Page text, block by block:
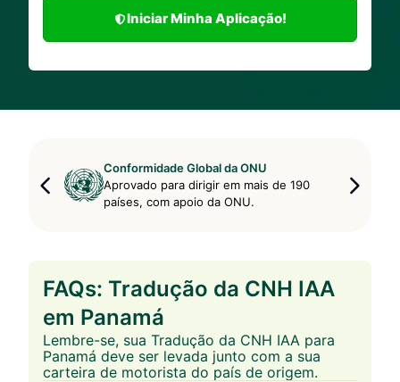
Iniciar Minha Aplicação!
Conformidade Global da ONU
Aprovado para dirigir em mais de 190
países, com apoio da ONU.
FAQs: Tradução da CNH IAA
em Panamá
Lembre-se, sua Tradução da CNH IAA para
Panamá deve ser levada junto com a sua
carteira de motorista do país de origem.